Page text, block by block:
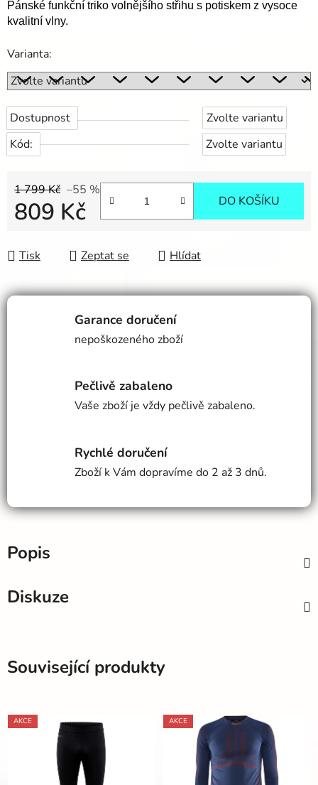
Pánské funkční triko volnějšího střihu s potiskem z vysoce
kvalitní vlny.
Varianta:
Dostupnost
Zvolte variantu
Kód:
Zvolte variantu
1 799 Kč –55 %
809 Kč DO KOŠÍKU
Tisk Zeptat se Hlídat
Garance doručení
nepoškozeného zboží
Pečlivě zabaleno
Vaše zboží je vždy pečlivě zabaleno.
Rychlé doručení
Zboží k Vám dopravíme do 2 až 3 dnů.
Popis
Diskuze
Související produkty
AKCE AKCE